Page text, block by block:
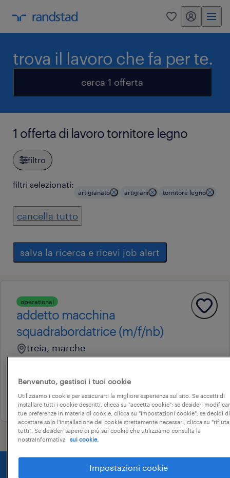
0 my randstad
trova il lavoro che fa per te.
cerca 1 offerta
1 offerta di lavoro tornitore legno
filtro
filtri selezionati:
artigianato artigiani tornitore legno
cancella tutto
salva la ricerca e ricevi job alert
operational
addetto macchina
squadrabordatrice (m/f/nb)
treia, marche
22.000 € - 28.000 € annuale
27 luglio 2026
Benvenuto, gestisci i tuoi cookie
Utilizziamo i cookie per assicurarti la migliore esperienza sul sito. Se accetti di
installare tutti i cookie descritti, clicca su "accetta cookie"; se desideri
tue preferenze in materia di cookie, clicca su "impostazioni cookie"; se decidi di
accettare solo l'installazione dei cookie strettamente necessari, clicca su "rifiuta
tutti". Se desideri sapere di più sui cookie che utilizziamo consulta la
nostraInformativa
sui cookie.
Impostazioni cookie